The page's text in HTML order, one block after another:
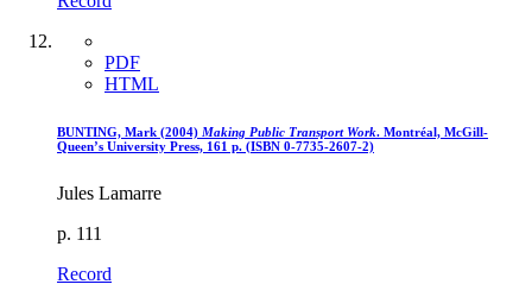
PDF
HTML
BUNTING, Mark (2004) Making Public Transport Work. Montréal, McGill-
Queen’s University Press, 161 p. (ISBN 0-7735-2607-2)
Jules Lamarre
p. 111
Record